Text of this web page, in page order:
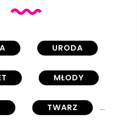
URODA
MŁODY
TWARZ